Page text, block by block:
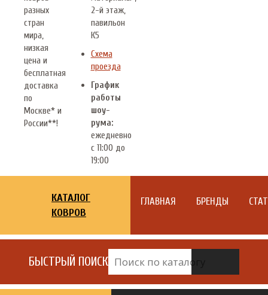
разных
стран
мира,
низкая
цена и
бесплатная
доставка
по
Москве* и
России**!
2-й этаж,
павильон
К5
Схема
проезда
График
работы
шоу-
рума:
ежедневно
с 11:00 до
19:00
КАТАЛОГ
КОВРОВ
ГЛАВНАЯ БРЕНДЫ
БЫСТРЫЙ ПОИСК